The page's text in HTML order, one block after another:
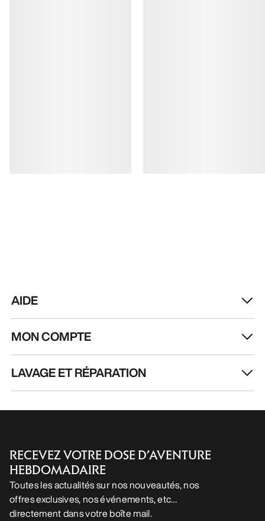
AIDE
MON COMPTE
LAVAGE ET RÉPARATION
RECEVEZ VOTRE DOSE D’AVENTURE
HEBDOMADAIRE
Toutes les actualités sur nos nouveautés, nos
offres exclusives, nos événements, etc…
directement dans votre boîte mail.